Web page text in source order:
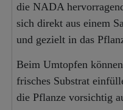
die NADA
sich direkt aus einem
und gezielt in das
Beim Umtopfen
frisches Substrat
die Pflanze vorsichtig